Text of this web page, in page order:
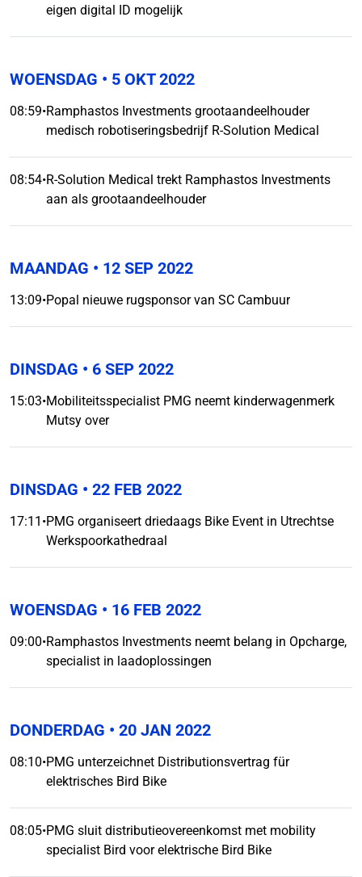
eigen digital ID mogelijk
WOENSDAG • 5 OKT 2022
08:59•Ramphastos Investments grootaandeelhouder
medisch robotiseringsbedrijf R-Solution Medical
08:54•R-Solution Medical trekt Ramphastos Investments
aan als grootaandeelhouder
MAANDAG • 12 SEP 2022
13:09•Popal nieuwe rugsponsor van SC Cambuur
DINSDAG • 6 SEP 2022
15:03•Mobiliteitsspecialist PMG neemt kinderwagenmerk
Mutsy over
DINSDAG • 22 FEB 2022
17:11 •PMG organiseert driedaags Bike Event in Utrechtse
Werkspoorkathedraal
WOENSDAG • 16 FEB 2022
09:00•Ramphastos Investments neemt belang in Opcharge,
specialist in laadoplossingen
DONDERDAG • 20 JAN 2022
08:10•PMG unterzeichnet Distributionsvertrag für
elektrisches Bird Bike
08:05•PMG sluit distributieovereenkomst met mobility
specialist Bird voor elektrische Bird Bike